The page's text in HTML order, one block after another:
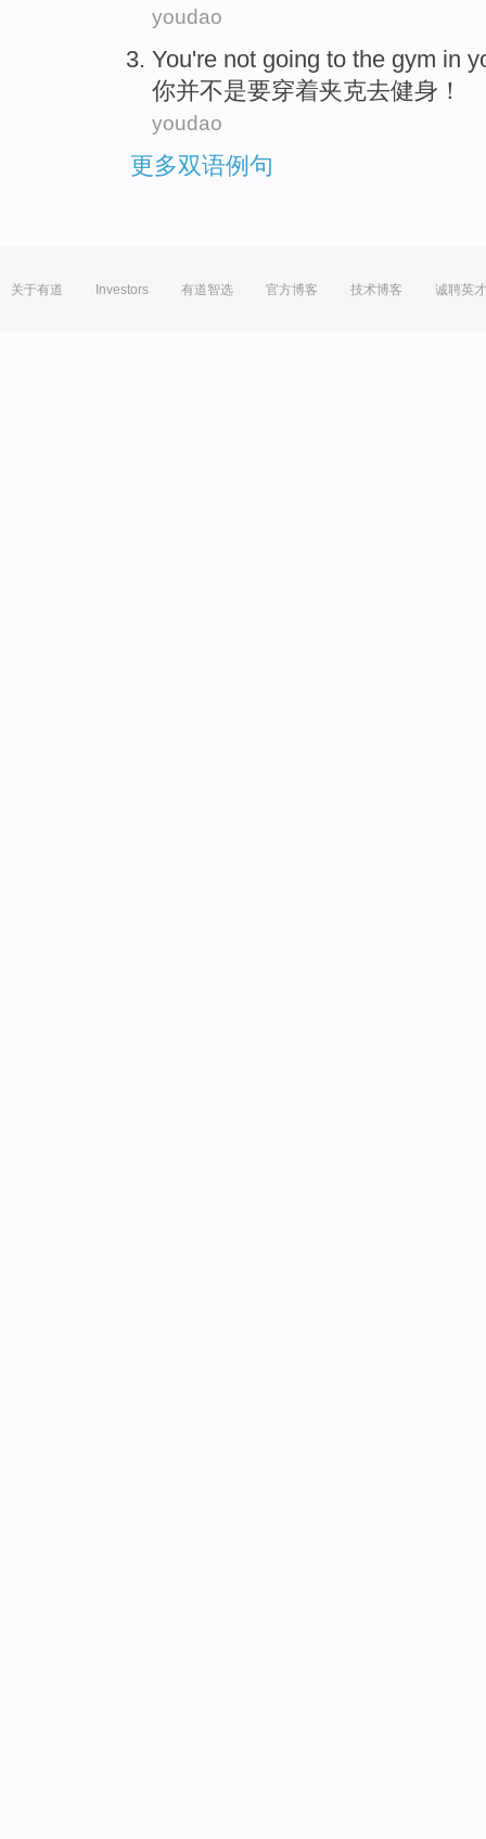
youdao
You're not going to the gym in
你并不是要穿着夹克去健身 ！
youdao
更多双语例句
关于有道 Investors 有道智选 官方博客 技术博客 诚聘英才